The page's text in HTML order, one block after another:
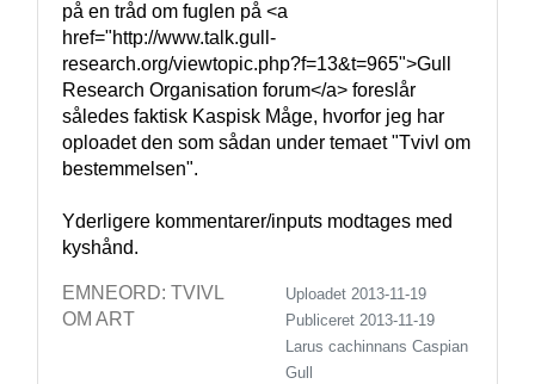
på en tråd om fuglen på <a
href="http://www.talk.gull-
research.org/viewtopic.php?f=13&t=965">Gull
Research Organisation forum</a> foreslår
således faktisk Kaspisk Måge, hvorfor jeg har
oploadet den som sådan under temaet "Tvivl om
bestemmelsen".
Yderligere kommentarer/inputs modtages med
kyshånd.
EMNEORD: TVIVL
OM ART
Uploadet 2013-11-19
Publiceret 2013-11-19
Larus cachinnans Caspian
Gull